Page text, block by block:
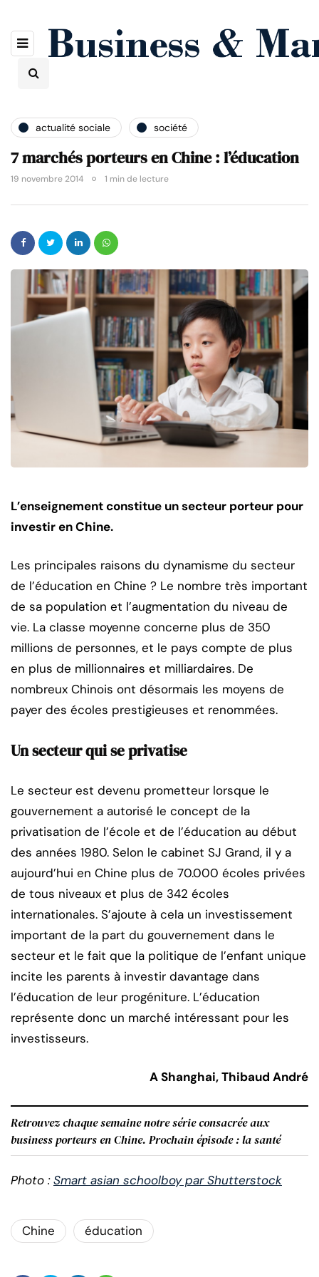
actualité sociale société
7 marchés porteurs en Chine : l’éducation
19 novembre 2014 1 min de lecture
L’enseignement constitue un secteur porteur pour
investir en Chine.
Les principales raisons du dynamisme du secteur
de l’éducation en Chine ? Le nombre très important
de sa population et l’augmentation du niveau de
vie. La classe moyenne concerne plus de 350
millions de personnes, et le pays compte de plus
en plus de millionnaires et milliardaires. De
nombreux Chinois ont désormais les moyens de
payer des écoles prestigieuses et renommées.
Un secteur qui se privatise
Le secteur est devenu prometteur lorsque le
gouvernement a autorisé le concept de la
privatisation de l’école et de l’éducation au début
des années 1980. Selon le cabinet SJ Grand, il y a
aujourd’hui en Chine plus de 70.000 écoles privées
de tous niveaux et plus de 342 écoles
internationales. S’ajoute à cela un investissement
important de la part du gouvernement dans le
secteur et le fait que la politique de l’enfant unique
incite les parents à investir davantage dans
l’éducation de leur progéniture. L’éducation
représente donc un marché intéressant pour les
investisseurs.
A Shanghai, Thibaud André
Retrouvez chaque semaine notre série consacrée aux
business porteurs en Chine. Prochain épisode : la santé
Photo :Smart asian schoolboy par Shutterstock
Chine éducation